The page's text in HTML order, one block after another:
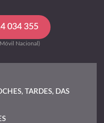
034 355
Nacional)
TARDES, DAS